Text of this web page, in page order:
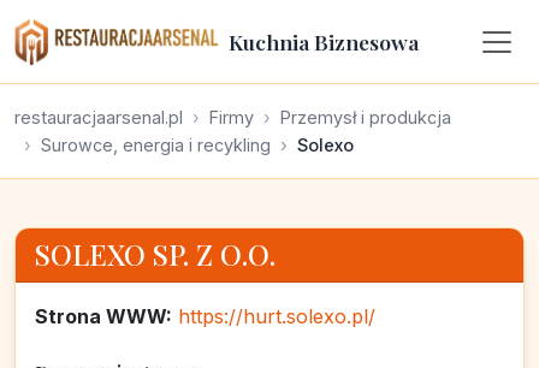
Kuchnia Biznesowa
restauracjaarsenal.pl Firmy
Przemysł i produkcja
Surowce, energia i recykling
Solexo
SOLEXO SP. Z O.O.
Strona WWW: https://hurt.solexo.pl/